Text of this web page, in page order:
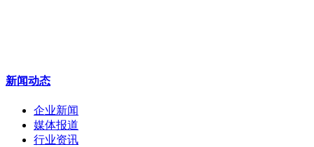
新闻动态
企业新闻
媒体报道
行业资讯